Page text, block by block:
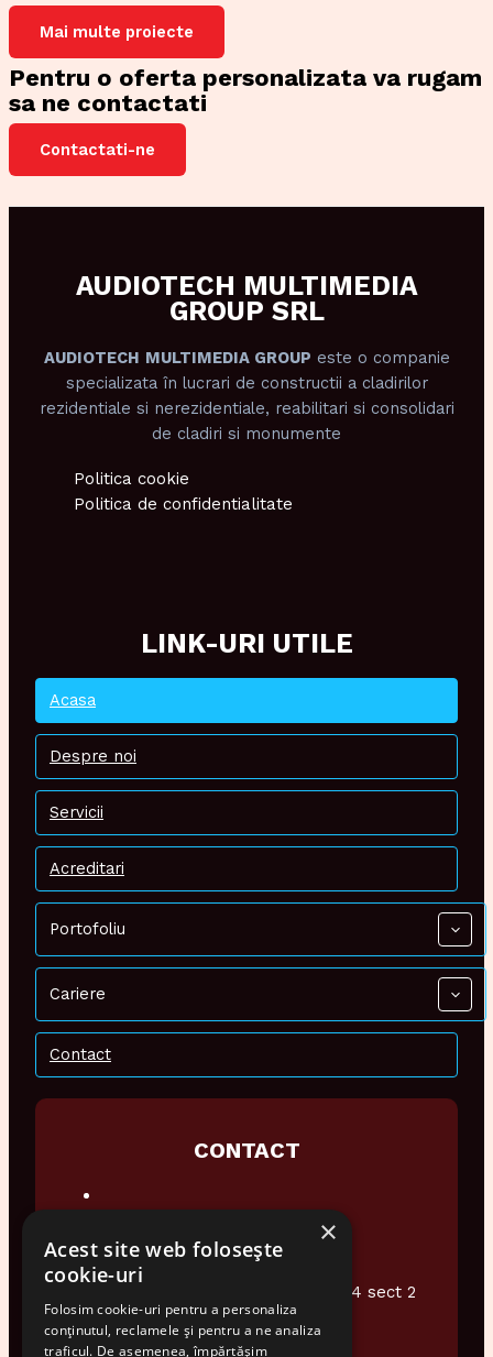
Mai multe proiecte
Pentru o oferta personalizata va rugam
sa ne contactati
Contactati-ne
AUDIOTECH MULTIMEDIA
GROUP SRL
AUDIOTECH MULTIMEDIA GROUP este o companie
specializata în lucrari de constructii a cladirilor
rezidentiale si nerezidentiale, reabilitari si consolidari
de cladiri si monumente
Politica cookie
Politica de confidentialitate
LINK-URI UTILE
Acasa
Despre noi
Servicii
Acreditari
Portofoliu
Cariere
Contact
CONTACT
0374 948 076
office@audiotech.ro
Str. Popa Soare Nr 16 et.2 Ap4 sect 2
Bucuresti
×
Acest site web folosește
cookie-uri
Folosim cookie-uri pentru a personaliza
conținutul, reclamele și pentru a ne analiza
traficul. De asemenea, împărtășim